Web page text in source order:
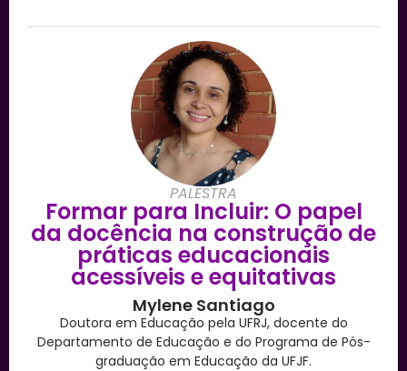
PALESTRA
Formar para Incluir: O papel
da docência na construção de
práticas educacionais
acessíveis e equitativas
Mylene Santiago
Doutora em Educação pela UFRJ, docente do
Departamento de Educação e do Programa de Pós-
graduação em Educação da UFJF.